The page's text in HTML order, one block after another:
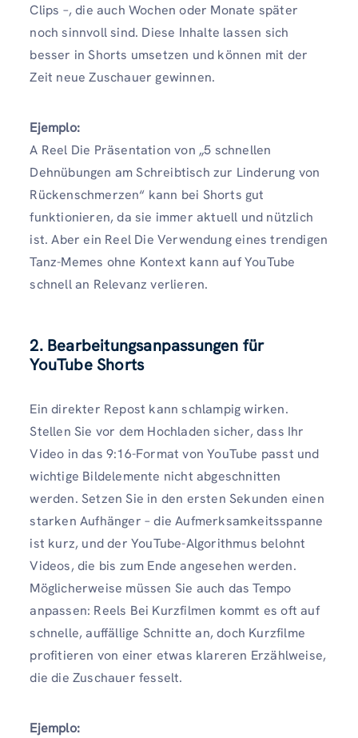
Clips –, die auch Wochen oder Monate später
noch sinnvoll sind. Diese Inhalte lassen sich
besser in Shorts umsetzen und können mit der
Zeit neue Zuschauer gewinnen.
Ejemplo:
A Reel Die Präsentation von „5 schnellen
Dehnübungen am Schreibtisch zur Linderung von
Rückenschmerzen“ kann bei Shorts gut
funktionieren, da sie immer aktuell und nützlich
ist. Aber ein Reel Die Verwendung eines trendigen
Tanz-Memes ohne Kontext kann auf YouTube
schnell an Relevanz verlieren.
2. Bearbeitungsanpassungen für
YouTube Shorts
Ein direkter Repost kann schlampig wirken.
Stellen Sie vor dem Hochladen sicher, dass Ihr
Video in das 9:16-Format von YouTube passt und
wichtige Bildelemente nicht abgeschnitten
werden. Setzen Sie in den ersten Sekunden einen
starken Aufhänger – die Aufmerksamkeitsspanne
ist kurz, und der YouTube-Algorithmus belohnt
Videos, die bis zum Ende angesehen werden.
Möglicherweise müssen Sie auch das Tempo
anpassen: Reels Bei Kurzfilmen kommt es oft auf
schnelle, auffällige Schnitte an, doch Kurzfilme
profitieren von einer etwas klareren Erzählweise,
die die Zuschauer fesselt.
Ejemplo: